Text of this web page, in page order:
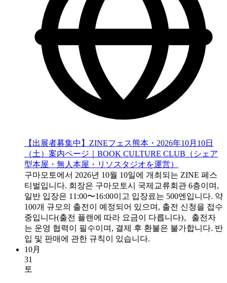
【出展者募集中】ZINEフェス熊本・2026年10月10日
（土）案内ページ｜BOOK CULTURE CLUB（シェア
型本屋・無人本屋・リソスタジオを運営）
구마모토에서 2026년 10월 10일에 개최되는 ZINE 페스
티벌입니다. 회장은 구마모토시 국제교류회관 6층이며,
일반 입장은 11:00〜16:00이고 입장료는 500엔입니다. 약
100개 규모의 출전이 예정되어 있으며, 출전 신청을 접수
중입니다(출전 플랜에 따라 요금이 다릅니다)。출전자
는 운영 협력이 필수이며, 결제 후 환불은 불가합니다. 반
입 및 판매에 관한 규칙이 있습니다.
10月
31
토